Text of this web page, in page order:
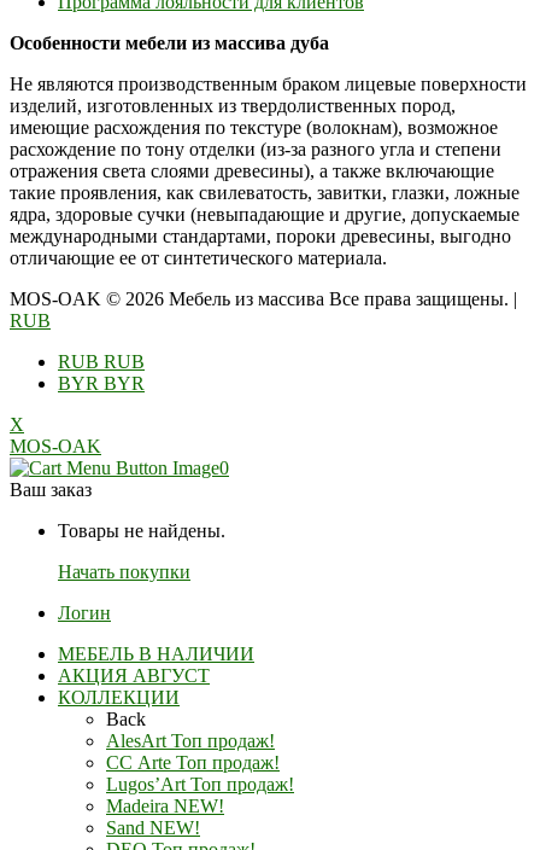
Особенности мебели из массива дуба
Не являются производственным браком лицевые поверхности
изделий, изготовленных из твердолиственных пород,
имеющие расхождения по текстуре (волокнам), возможное
расхождение по тону отделки (из-за разного угла и степени
отражения света слоями древесины), а также включающие
такие проявления, как свилеватость, завитки, глазки, ложные
ядра, здоровые сучки (невыпадающие и другие, допускаемые
международными стандартами, пороки древесины, выгодно
отличающие ее от синтетического материала.
MOS-OAK © 2026 Мебель из массива Все права защищены. |
RUB
RUB RUB
BYR BYR
X
MOS-OAK
0
Ваш заказ
Товары не найдены.
Начать покупки
Логин
МЕБЕЛЬ В НАЛИЧИИ
АКЦИЯ АВГУСТ
КОЛЛЕКЦИИ
Back
AlesArt Топ продаж!
СС Arte Топ продаж!
Lugos’Art Топ продаж!
Madeira NEW!
Sand NEW!